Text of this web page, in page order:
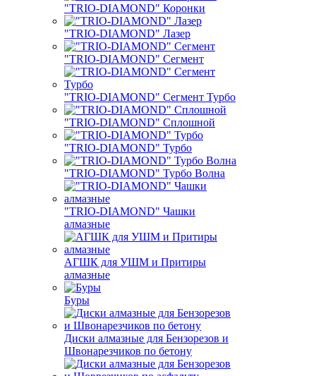
"TRIO-DIAMOND" Коронки
"TRIO-DIAMOND" Лазер
"TRIO-DIAMOND" Сегмент
"TRIO-DIAMOND" Сегмент Турбо
"TRIO-DIAMOND" Сплошной
"TRIO-DIAMOND" Турбо
"TRIO-DIAMOND" Турбо Волна
"TRIO-DIAMOND" Чашки
алмазные
АГШК для УШМ и Притиры
алмазные
Буры
Диски алмазные для Бензорезов и
Швонарезчиков по бетону